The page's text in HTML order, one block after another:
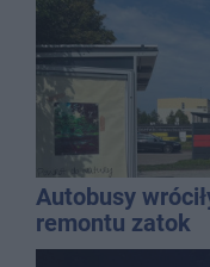
Autobusy
remontu zatok